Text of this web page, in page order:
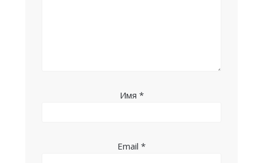
Имя *
Email *